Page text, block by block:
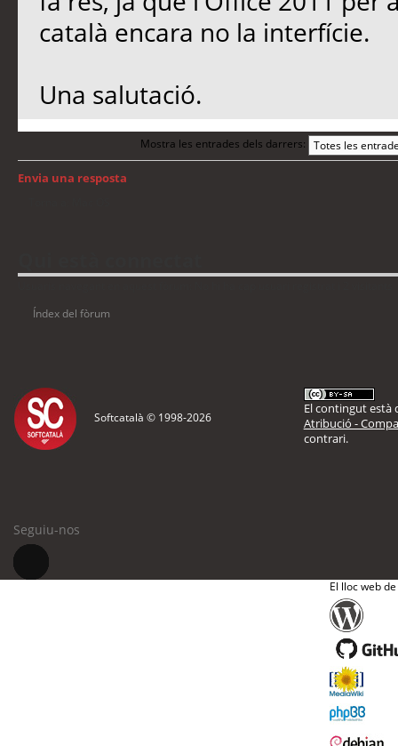
català encara no la interfície.
Una salutació.
Mostra les entrades dels darrers:
Envia una resposta
Índex del fòrum
Softcatalà © 1998-2026
El contingut està
Atribució -
contrari.
Seguiu-nos
El lloc web